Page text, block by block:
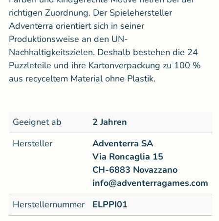
richtigen Zuordnung. Der Spielehersteller
Adventerra orientiert sich in seiner
Produktionsweise an den UN-
Nachhaltigkeitszielen. Deshalb bestehen die 24
Puzzleteile und ihre Kartonverpackung zu 100 %
aus recyceltem Material ohne Plastik.
Geeignet ab
2 Jahren
Hersteller
Adventerra SA
Via Roncaglia 15
CH-6883 Novazzano
info@adventerragames.com
Herstellernummer
ELPPI01